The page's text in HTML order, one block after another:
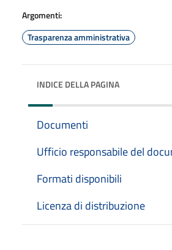
Argomenti:
Trasparenza amministrativa
INDICE DELLA PAGINA
Documenti
Ufficio responsabile del
Formati disponibili
Licenza di distribuzione